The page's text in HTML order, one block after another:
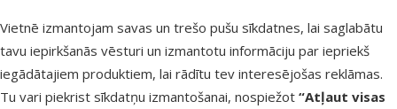
Vietnē izmantojam savas un trešo pušu sīkdatnes, lai saglabātu
tavu iepirkšanās vēsturi un izmantotu informāciju par iepriekš
iegādātajiem produktiem, lai rādītu tev interesējošas reklāmas.
Tu vari piekrist sīkdatņu izmantošanai, nospiežot “Atļaut visas
Noliktavā
Bezmaksas